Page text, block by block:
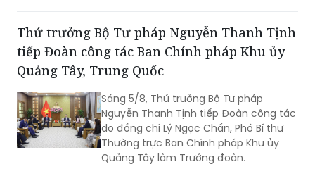
động lực để tăng tốc hoàn thành các
chỉ tiêu, nhiệm vụ năm 2026.
Thứ trưởng Bộ Tư pháp Nguyễn Thanh Tịnh
tiếp Đoàn công tác Ban Chính pháp Khu ủy
Quảng Tây, Trung Quốc
Sáng 5/8, Thứ trưởng Bộ Tư pháp
Nguyễn Thanh Tịnh tiếp Đoàn công tác
do đồng chí Lý Ngọc Chấn, Phó Bí thư
Thường trực Ban Chính pháp Khu ủy
Quảng Tây làm Trưởng đoàn.